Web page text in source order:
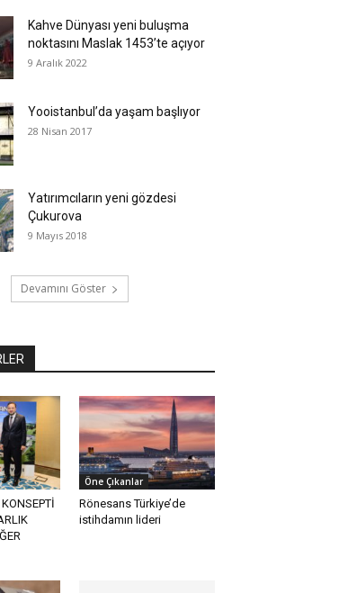
Kahve Dünyası yeni buluşma
noktasını Maslak 1453’te açıyor
9 Aralık 2022
Yooistanbul’da yaşam başlıyor
28 Nisan 2017
Yatırımcıların yeni gözdesi
Çukurova
9 Mayıs 2018
Devamını Göster
Öne Çıkanlar
Rönesans Türkiye’de
istihdamın lideri